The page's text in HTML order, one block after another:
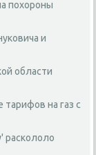
похороны
и
области
на газ с
раскололо